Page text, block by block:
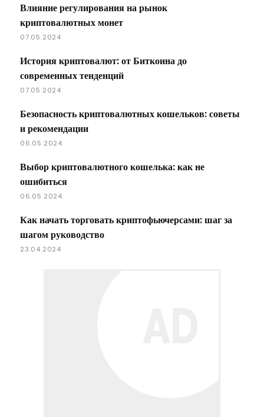
Влияние регулирования на рынок
криптовалютных монет
07.05.2024
История криптовалют: от Биткоина до
современных тенденций
07.05.2024
Безопасность криптовалютных кошельков: советы
и рекомендации
06.05.2024
Выбор криптовалютного кошелька: как не
ошибиться
06.05.2024
Как начать торговать криптофьючерсами: шаг за
шагом руководство
23.04.2024